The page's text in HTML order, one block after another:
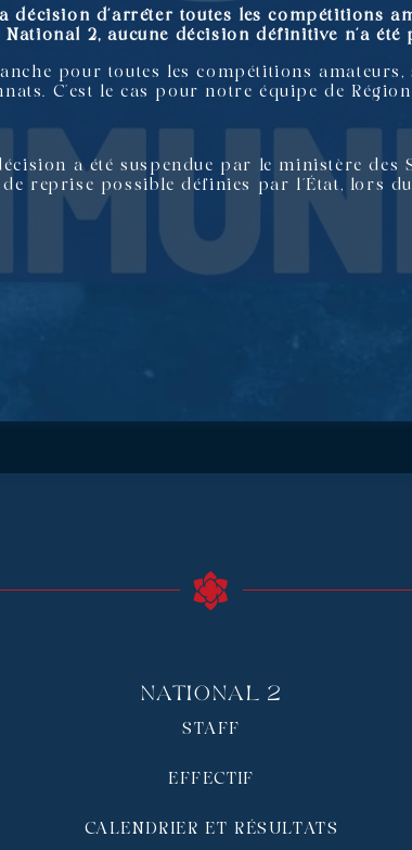
décision d’arrêter toutes les compétitions
2, aucune décision définitive n’a été
pour toutes les compétitions amateurs,
C’est le cas pour notre équipe de
a été suspendue par le ministère des
reprise possible définies par l’État, lors
National 2
STAFF
EFFECTIF
CALENDRIER ET RÉSULTATS